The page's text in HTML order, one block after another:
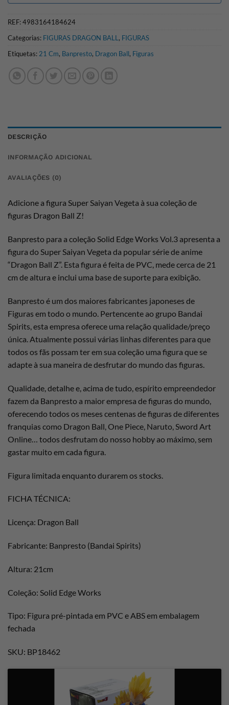
REF:4983164184624
Categorias: FIGURAS DRAGON BALL , FIGURAS
Etiquetas: 21 Cm, Banpresto, Dragon Ball, Figuras
DESCRIÇÃO
INFORMAÇÃO ADICIONAL
AVALIAÇÕES (0)
Adicione a figura Super Saiyan Vegeta à sua coleção de
figuras Dragon Ball Z!
Banpresto para a coleção Solid Edge Works Vol.3 apresenta a
figura do Super Saiyan Vegeta da popular série de anime
“Dragon Ball Z”. Esta figura é feita de PVC, mede cerca de 21
cm de altura e inclui uma base de suporte para exibição.
Banpresto é um dos maiores fabricantes japoneses de
Figuras em todo o mundo. Pertencente ao grupo Bandai
Spirits, esta empresa oferece uma relação qualidade/preço
única. Atualmente possui várias linhas diferentes para que
todos os fãs possam ter em sua coleção uma figura que se
adapte à sua maneira de desfrutar do mundo das figuras.
Qualidade, detalhe e, acima de tudo, espírito empreendedor
fazem da Banpresto a maior empresa de figuras do mundo,
oferecendo todos os meses centenas de figuras de diferentes
franquias como Dragon Ball, One Piece, Naruto, Sword Art
Online… todos desfrutam do nosso hobby ao máximo, sem
gastar muito em cada figura.
Figura limitada enquanto durarem os stocks.
FICHA TÉCNICA:
Licença: Dragon Ball
Fabricante: Banpresto (Bandai Spirits)
Altura: 21cm
Coleção: Solid Edge Works
Tipo: Figura pré-pintada em PVC e ABS em embalagem
fechada
SKU: BP18462